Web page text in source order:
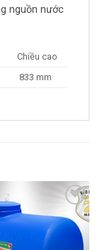
nguồn nước
cao
mm
Add to
wishlist